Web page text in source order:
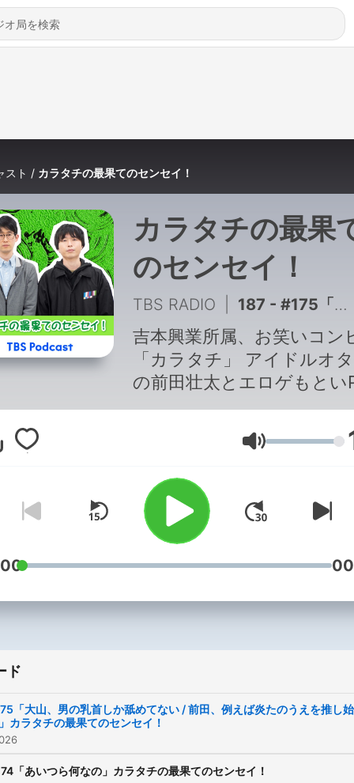
スト カラタチの最果てのセンセイ！
カラタチの最果
のセンセイ！
TBS RADIO 187 - #175「大山、男の乳首しか舐めてない / 前田、例えば炎たのうえを推し始める」カラタチの最果てのセンセイ！
吉本興業所属、お笑いコン
「カラタチ」 アイドルオタク
の前田壮太とエロゲもとい
ゲームオタクの大山和也が、
しへの愛を語り尽くすオタ
ュレーションバラエティ！ ＼
オタクのみんな集まれ／ メー
ル： saihate@tbs.co.jp Twitter
ハッシュタグ： #最果てのセン
セイ 提供：FUSSY カラタチの
応援企画はコチラから！
https://www.fussy.fun/
番組作りの参考のため、以
たします。
TBS Podcastサイト：
https://www.tbsradio.jp/
音量
ド
「大山、男の乳首しか舐めてない / 前田、例えば炎たのうえを推し
カラタチの最果てのセンセイ！
「あいつら何なの」カラタチの最果てのセンセイ！